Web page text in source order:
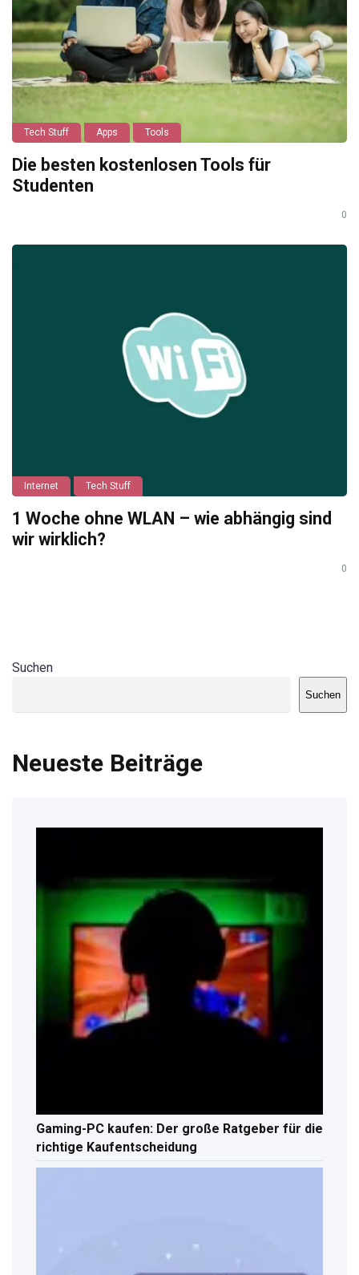
Tech Stuff Apps Tools
Die besten kostenlosen Tools für
Studenten
0
Internet Tech Stuff
1 Woche ohne WLAN – wie abhängig sind
wir wirklich?
0
Suchen
Suchen
Neueste Beiträge
Gaming-PC kaufen: Der große Ratgeber für die
richtige Kaufentscheidung